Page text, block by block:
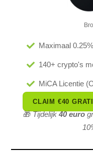
Maximaal
140+ crypto's
MiCA Licentie
CLAIM €40
🎁Tijdelijk40 euro